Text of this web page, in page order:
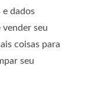
e dados
vender seu
coisas para
seu